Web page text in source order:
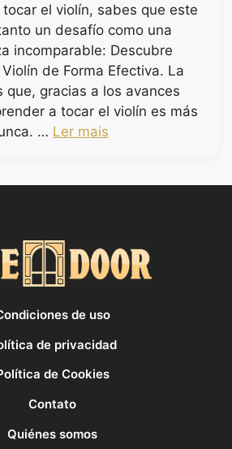
el violín, sabes que este
un desafío como una
incomparable: Descubre
de Forma Efectiva. La
que, gracias a los avances
a tocar el violín es más
… Ler mais
de uso
de privacidad
de Cookies
Contato
Quiénes somos